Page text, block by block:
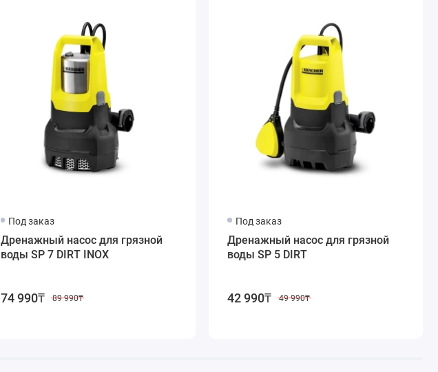
Под заказ
Дренажный насос для грязной
воды SP 7 DIRT INOX
74 990₸ 89 990₸
Под заказ
Дренажный насос для грязной
воды SP 5 DIRT
42 990₸ 49 990₸